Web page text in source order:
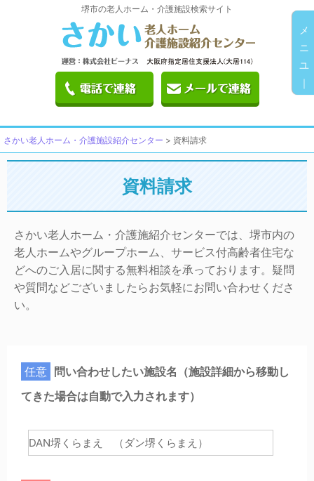
堺市の老人ホーム・介護施設検索サイト
さかい老人ホーム・介護施設紹介センター > 資料請求
資料請求
さかい老人ホーム・介護施紹介センターでは、堺市内の
老人ホームやグループホーム、サービス付高齢者住宅な
どへのご入居に関する無料相談を承っております。疑問
や質問などございましたらお気軽にお問い合わせくださ
い。
任意 問い合わせしたい施設名（施設詳細から移動し
てきた場合は自動で入力されます）
メ
ニ
ユ
｜